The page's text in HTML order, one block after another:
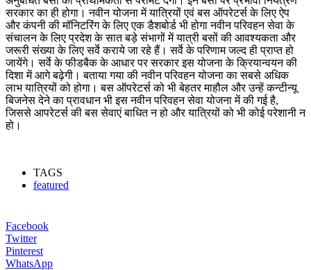
सरकार का ही होगा। नवीन योजना में यात्रियों एवं बस ऑपरेटर्स के लिए ऐप
और कंपनी की मॉनिटरिंग के लिए एक डैशबोर्ड भी होगा नवीन परिवहन सेवा के
संचालन के लिए प्रदेश के सात बड़े संभागों में यात्री बसों की आवश्यकता और
जरूरी संख्या के लिए सर्वे कराये जा रहे हैं। सर्वे के परिणाम जल्द ही प्राप्त हो
जायेंगे। सर्वे के फीडबैक के आधार पर सरकार इस योजना के क्रियान्वयन की
दिशा में आगे बढ़ेगी। बताया गया की नवीन परिवहन योजना का सबसे अधिक
लाभ यात्रियों को होगा। बस ऑपरेटर्स को भी बेहतर माहौल और उन्हें कन्टीन्यू
बिजनेस देने का प्रावधान भी इस नवीन परिवहन सेवा योजना में की गई है,
जिससे आपरेटर्स की बस सेवाएं बाधित न हो और यात्रियों को भी कोई परेशानी न
हो।
TAGS
featured
Facebook
Twitter
Pinterest
WhatsApp